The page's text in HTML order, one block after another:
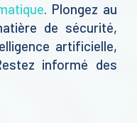
. Plongez au
de sécurité,
artificielle,
informé des